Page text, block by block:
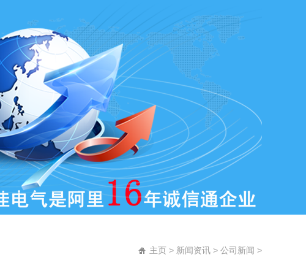
主页 > 新闻资讯 > 公司新闻 >